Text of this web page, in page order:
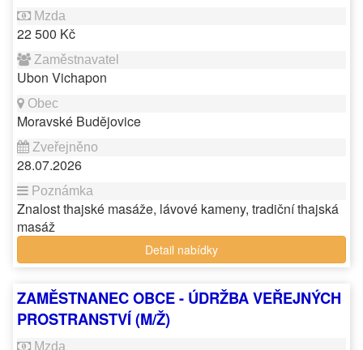
22 500 Kč
Ubon Vichapon
Moravské Budějovice
28.07.2026
Znalost thajské masáže, lávové kameny, tradiční thajská
masáž
Detail nabídky
ZAMĚSTNANEC OBCE - ÚDRŽBA VEŘEJNÝCH
PROSTRANSTVÍ (M/Ž)